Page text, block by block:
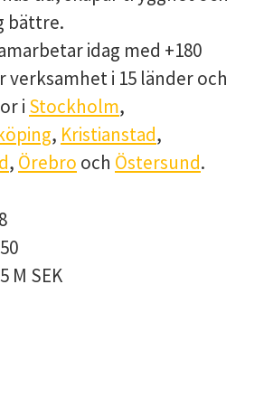
bättre.
idag med +180
verksamhet i 15 länder och
i Stockholm,
, Kristianstad,
, Örebro och Östersund.
M SEK